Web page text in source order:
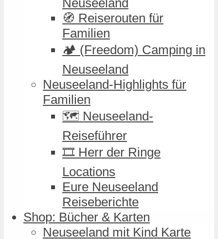
🧭 Reiserouten für
Familien
🏕️ (Freedom) Camping in
Neuseeland
Neuseeland-Highlights für
Familien
🗺️ Neuseeland-
Reiseführer
🎞️ Herr der Ringe
Locations
Eure Neuseeland
Reiseberichte
Shop: Bücher & Karten
Neuseeland mit Kind Karte